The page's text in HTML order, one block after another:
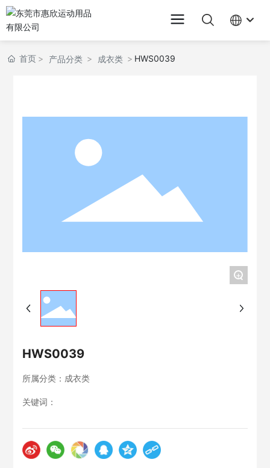
首页 产品分类 成衣类 HWS0039
+
HWS0039
所属分类： 成衣类
关键词：